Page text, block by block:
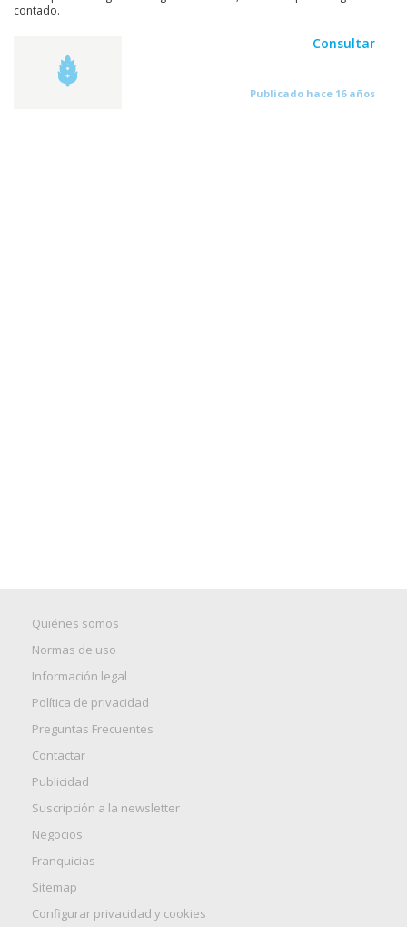
contado.
Consultar
Publicado hace 16 años
Quiénes somos
Normas de uso
Información legal
Política de privacidad
Preguntas Frecuentes
Contactar
Publicidad
Suscripción a la newsletter
Negocios
Franquicias
Sitemap
Configurar privacidad y cookies